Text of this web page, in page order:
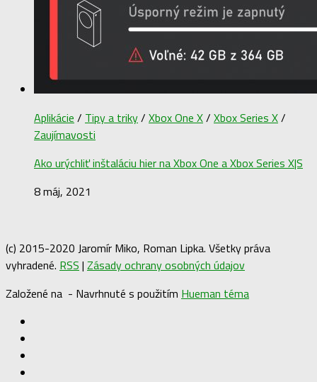
Aplikácie / Tipy a triky/ Xbox One X/ Xbox Series X/
Zaujímavosti
Ako urýchliť inštaláciu hier na Xbox One a Xbox Series X|S
8 máj, 2021
(c) 2015-2020 Jaromír Miko, Roman Lipka. Všetky práva
vyhradené. RSS | Zásady ochrany osobných údajov
Založené na - Navrhnuté s použitím Hueman téma